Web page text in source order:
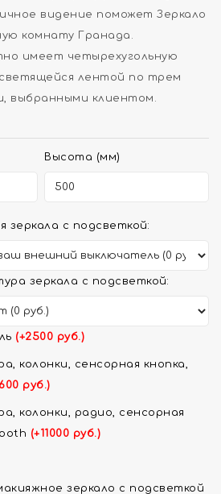
видение поможет Зеркало
комнату Гранада.
имеет четырехугольную
лентой по трем
выбранными клиентом.
Высота (мм)
зеркала с подсветкой:
зеркала с подсветкой:
(+2500 руб.)
колонки, сенсорная кнопка,
руб.)
колонки, радио, сенсорная
(+11000 руб.)
зеркало с подсветкой